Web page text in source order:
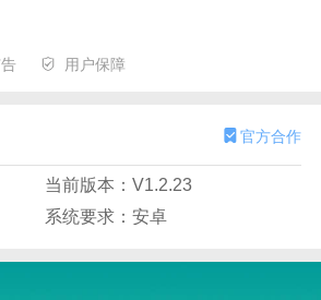
用户保障
官方合作
当前版本：V1.2.23
系统要求：安卓